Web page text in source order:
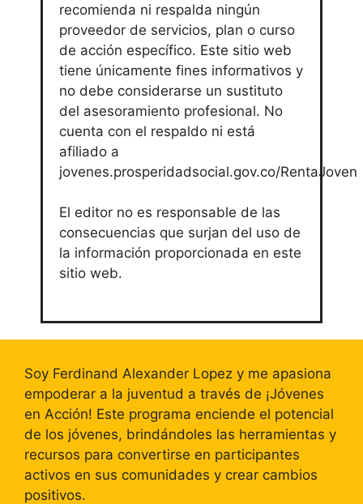
recomienda ni respalda ningún
proveedor de servicios, plan o curso
de acción específico. Este sitio web
tiene únicamente fines informativos y
no debe considerarse un sustituto
del asesoramiento profesional. No
cuenta con el respaldo ni está
afiliado a
jovenes.prosperidadsocial.gov.co/RentaJoven
El editor no es responsable de las
consecuencias que surjan del uso de
la información proporcionada en este
sitio web.
Soy Ferdinand Alexander Lopez y me apasiona
empoderar a la juventud a través de ¡Jóvenes
en Acción! Este programa enciende el potencial
de los jóvenes, brindándoles las herramientas y
recursos para convertirse en participantes
activos en sus comunidades y crear cambios
positivos.